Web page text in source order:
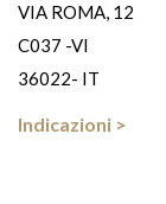
VIA ROMA, 12
C037 -VI
36022- IT
Indicazioni >